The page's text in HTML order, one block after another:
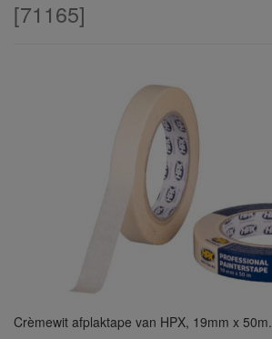
[71165]
Crèmewit afplaktape van HPX, 19mm x 50m.